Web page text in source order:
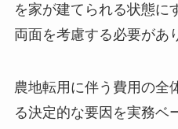
を家が建てられる状態に
両面を考慮する必要があ
農地転用に伴う費用の全
る決定的な要因を実務ベ